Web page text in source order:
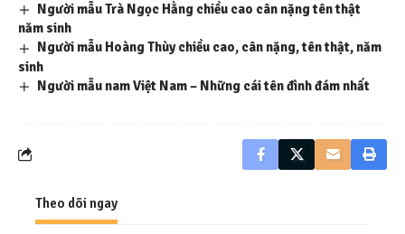
Người mẫu Trà Ngọc Hằng chiều cao cân nặng tên thật
năm sinh
Người mẫu Hoàng Thùy chiều cao, cân nặng, tên thật, năm
sinh
Người mẫu nam Việt Nam – Những cái tên đình đám nhất
Theo dõi ngay